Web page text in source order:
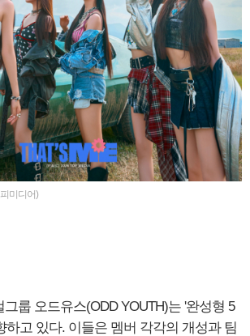
미디어)
룹 오드유스(ODD YOUTH)는 '완성형 5
하고 있다. 이들은 멤버 각각의 개성과 팀